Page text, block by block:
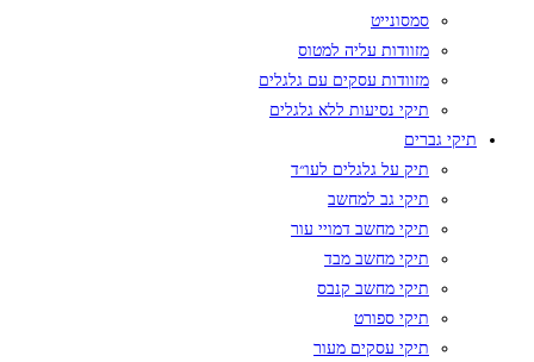
סמסונייט
מזוודות עליה למטוס
מזוודות עסקים עם גלגלים
תיקי נסיעות ללא גלגלים
תיקי גברים
תיק על גלגלים לעו״ד
תיקי גב למחשב
תיקי מחשב דמויי עור
תיקי מחשב מבד
תיקי מחשב קנבס
תיקי ספורט
תיקי עסקים מעור